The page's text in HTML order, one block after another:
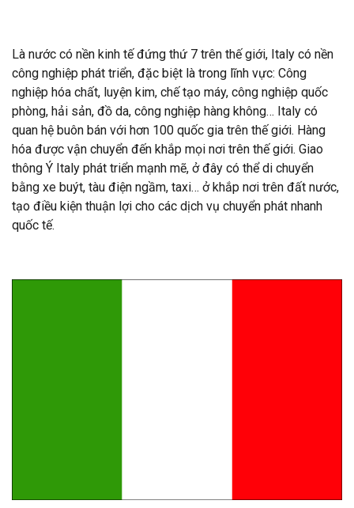
Là nước có nền kinh tế đứng thứ 7 trên thế giới, Italy có nền
công nghiệp phát triển, đặc biệt là trong lĩnh vực: Công
nghiệp hóa chất, luyện kim, chế tạo máy, công nghiệp quốc
phòng, hải sản, đồ da, công nghiệp hàng không… Italy có
quan hệ buôn bán với hơn 100 quốc gia trên thế giới. Hàng
hóa được vận chuyển đến khắp mọi nơi trên thế giới. Giao
thông Ý Italy phát triển mạnh mẽ, ở đây có thể di chuyển
bằng xe buýt, tàu điện ngầm, taxi… ở khắp nơi trên đất nước,
tạo điều kiện thuận lợi cho các dịch vụ chuyển phát nhanh
quốc tế.